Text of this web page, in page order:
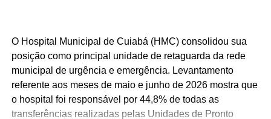
O Hospital Municipal de Cuiabá (HMC) consolidou sua
posição como principal unidade de retaguarda da rede
municipal de urgência e emergência. Levantamento
referente aos meses de maio e junho de 2026 mostra que
o hospital foi responsável por 44,8% de todas as
transferências realizadas pelas Unidades de Pronto